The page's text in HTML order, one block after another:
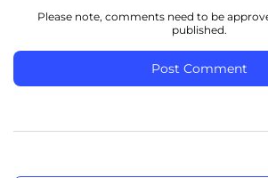
Please note, comments need to be
published.
Post Comment